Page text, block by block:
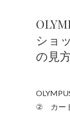
ショ
の見
② カー